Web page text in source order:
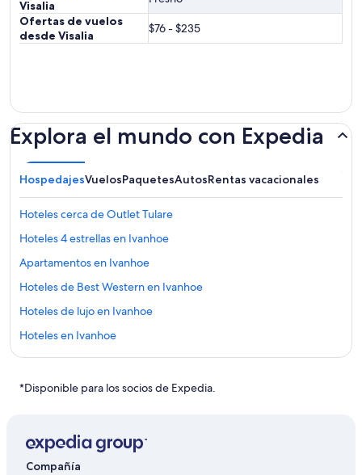
Visalia
Ofertas de vuelos
desde Visalia
$76 - $235
Explora el mundo con Expedia
HospedajesVuelosPaquetesAutosRentas vacacionales
Hoteles cerca de Outlet Tulare
Hoteles 4 estrellas en Ivanhoe
Apartamentos en Ivanhoe
Hoteles de Best Western en Ivanhoe
Hoteles de lujo en Ivanhoe
Hoteles en Ivanhoe
Moteles en Ivanhoe
Hoteles cerca de Parque de aventuras Visalia
Hoteles cerca de Campo de golf Exter Public
Hoteles cerca de Visalia Fox Theatre
*Disponible para los socios de Expedia.
Compañía